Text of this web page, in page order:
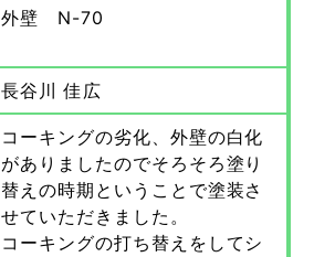
外壁 N-70
長谷川 佳広
コーキングの劣化、外壁の白化
がありましたのでそろそろ塗り
替えの時期ということで塗装さ
せていただきました。
コーキングの打ち替えをしてシ